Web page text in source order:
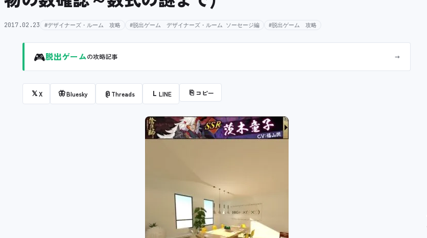
2017.02.23 #デザイナーズ・ルーム 攻略 #脱出ゲーム デザイナーズ・ルーム ソーセージ編 #脱出ゲーム 攻略
🎮脱出ゲームの攻略記事 →
𝕏X 🦋Bluesky @ Threads L LINE ⎘ コピー